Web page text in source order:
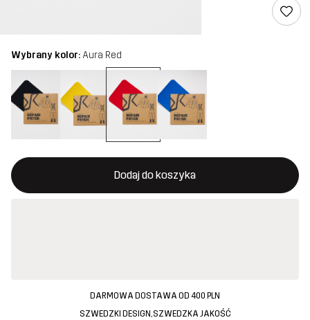
Wybrany kolor: Aura Red
Dodaj do koszyka
Ten przycisk otworzy nowe okno, w którym można
{{size}} nie jest dostępny
DARMOWA DOSTAWA OD 400 PLN
SZWEDZKI DESIGN, SZWEDZKA JAKOŚĆ